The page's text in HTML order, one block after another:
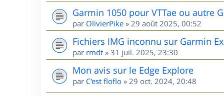
Garmin 1050 pour VTTae ou autre
par OlivierPike » 29 août 2025, 00:52
Fichiers IMG inconnu sur Garmin
par rmdt » 31 juil. 2025, 23:30
Mon avis sur le Edge Explore
par C'est floflo » 29 oct. 2024, 20:48